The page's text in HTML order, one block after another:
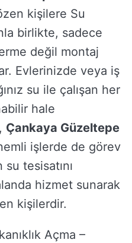
kişilere Su
birlikte, sadece
değil montaj
Evlerinizde veya iş
su ile çalışan her
hale
Çankaya Güzeltepe
işlerde de görev
tesisatını
hizmet sunarak
kişilerdir.
Açma –